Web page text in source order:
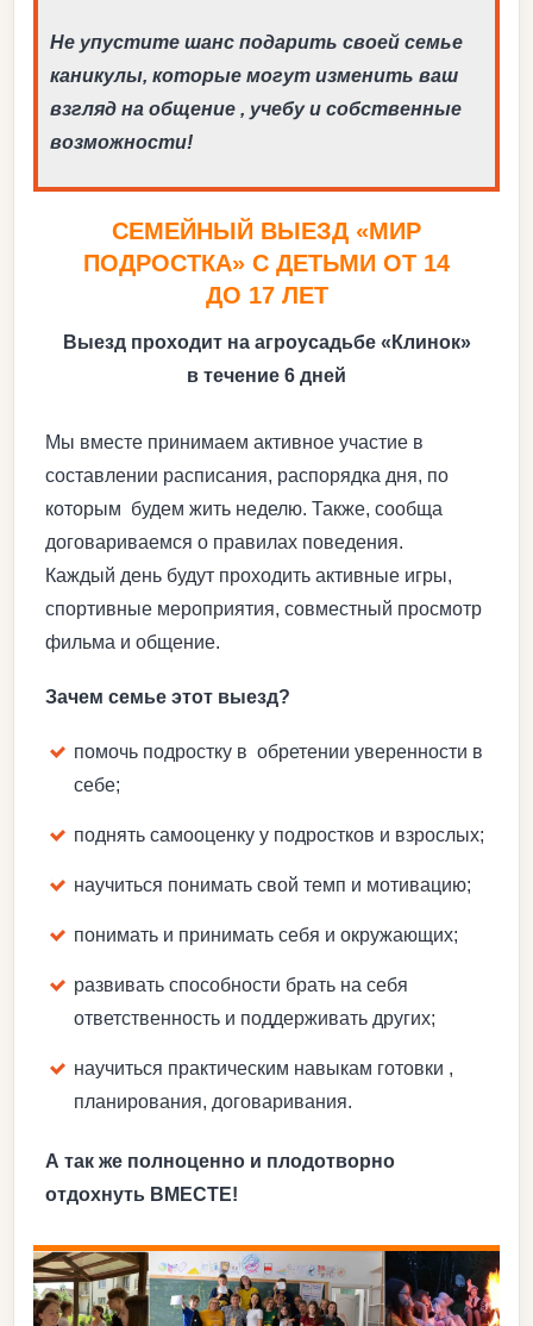
Не упустите шанс подарить своей семье
каникулы, которые могут изменить ваш
взгляд на общение , учебу и собственные
возможности!
СЕМЕЙНЫЙ ВЫЕЗД «МИР
ПОДРОСТКА» С ДЕТЬМИ ОТ 14
ДО 17 ЛЕТ
Выезд проходит на агроусадьбе «Клинок»
в течение 6 дней
Мы вместе принимаем активное участие в
составлении расписания, распорядка дня, по
которым будем жить неделю. Также, сообща
договариваемся о правилах поведения.
Каждый день будут проходить активные игры,
спортивные мероприятия, совместный просмотр
фильма и общение.
Зачем семье этот выезд?
помочь подростку в обретении уверенности в
себе;
поднять самооценку у подростков и взрослых;
научиться понимать свой темп и мотивацию;
понимать и принимать себя и окружающих;
развивать способности брать на себя
ответственность и поддерживать других;
научиться практическим навыкам готовки ,
планирования, договаривания.
А так же полноценно и плодотворно
отдохнуть ВМЕСТЕ!